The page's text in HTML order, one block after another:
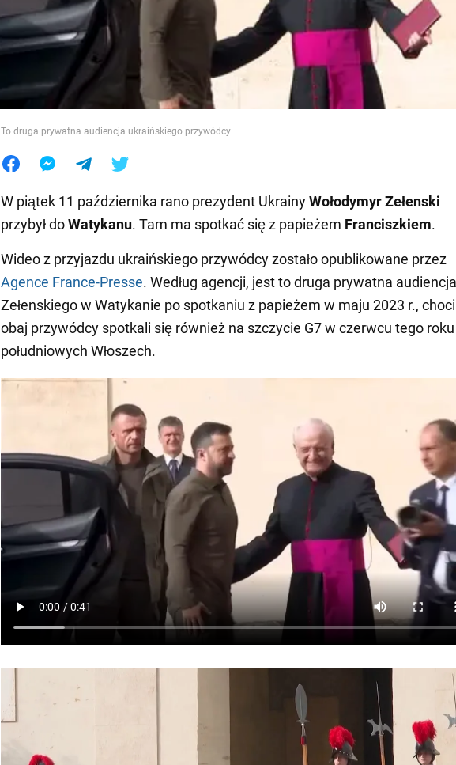
Jedzenie
To druga prywatna audiencja ukraińskiego przywódcy
W piątek 11 października rano prezydent UkrainyWołodymyr Zełenski
przybył doWatykanu. Tam ma spotkać się z papieżem Franciszkiem.
Wideo z przyjazdu ukraińskiego przywódcy zostało opublikowane przez
Agence France-Presse. Według agencji, jest to druga prywatna audiencja
Zełenskiego w Watykanie po spotkaniu z papieżem w maju 2023 r.,
obaj przywódcy spotkali się również na szczycie G7 w czerwcu tego
południowych Włoszech.